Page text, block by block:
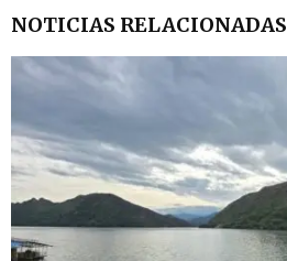
NOTICIAS RELACIONADAS